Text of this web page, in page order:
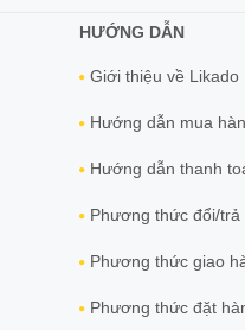
HƯỚNG DẪN
Giới thiệu về Likado
Hướng dẫn mua
Hướng dẫn thanh
Phương thức đổi/trả
Phương thức giao
Phương thức đặt